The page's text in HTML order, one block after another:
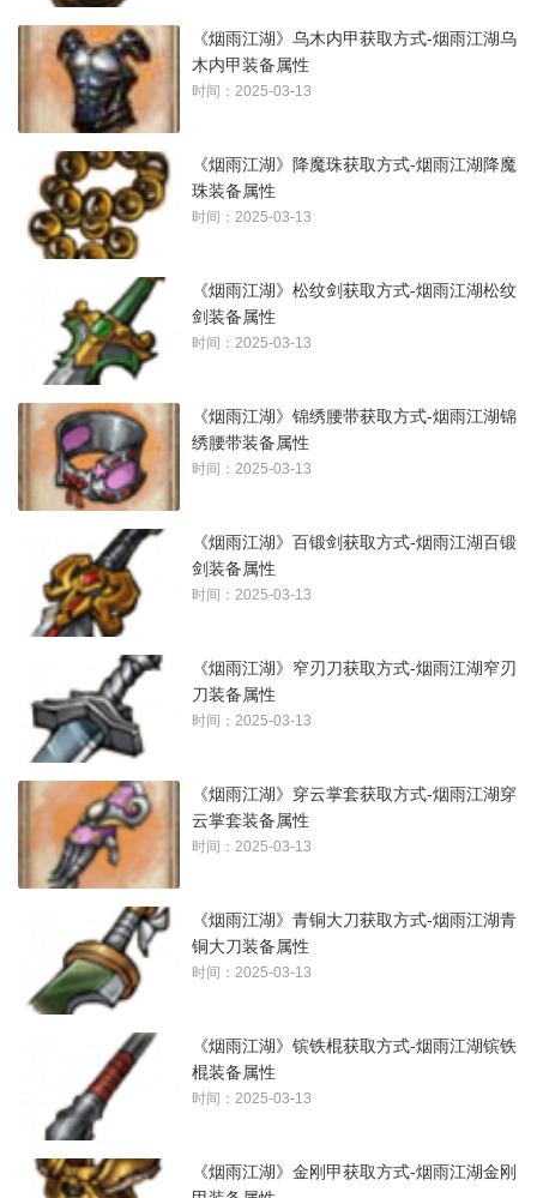
《烟雨江湖》乌木内甲获取方式-烟雨江湖乌
木内甲装备属性
时间：2025-03-13
《烟雨江湖》降魔珠获取方式-烟雨江湖降魔
珠装备属性
时间：2025-03-13
《烟雨江湖》松纹剑获取方式-烟雨江湖松纹
剑装备属性
时间：2025-03-13
《烟雨江湖》锦绣腰带获取方式-烟雨江湖锦
绣腰带装备属性
时间：2025-03-13
《烟雨江湖》百锻剑获取方式-烟雨江湖百锻
剑装备属性
时间：2025-03-13
《烟雨江湖》窄刃刀获取方式-烟雨江湖窄刃
刀装备属性
时间：2025-03-13
《烟雨江湖》穿云掌套获取方式-烟雨江湖穿
云掌套装备属性
时间：2025-03-13
《烟雨江湖》青铜大刀获取方式-烟雨江湖青
铜大刀装备属性
时间：2025-03-13
《烟雨江湖》镔铁棍获取方式-烟雨江湖镔铁
棍装备属性
时间：2025-03-13
《烟雨江湖》金刚甲获取方式-烟雨江湖金刚